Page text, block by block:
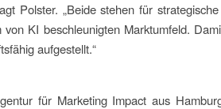
Polster. „Beide stehen für
KI beschleunigten Marktumfeld.
aufgestellt.“
für Marketing Impact aus